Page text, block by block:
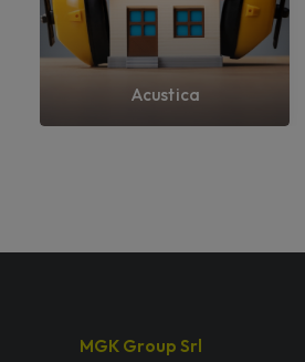
Acustica
MGK Group Srl